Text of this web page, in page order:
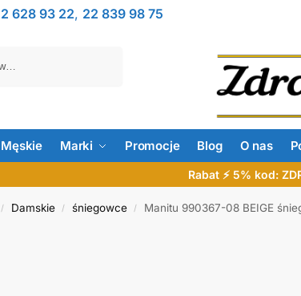
628 93 22, 22 839 98 75
Męskie Marki Promocje Blog O nas
Rabat ⚡ 5% kod:
/ Damskie / śniegowce / Manitu 990367-08 BEIGE